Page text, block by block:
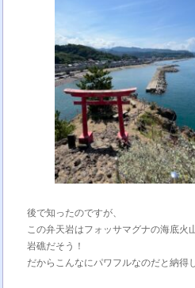
後で知ったのですが、
この弁天岩はフォッサマグナの海底火
岩礁だそう！
だからこんなにパワフルなのだと納得